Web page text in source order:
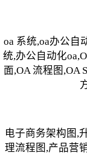
oa 系统,oa办公自
统,办公自动化
面,OA 流程图,OA
电子商务架构图,
理流程图,产品营